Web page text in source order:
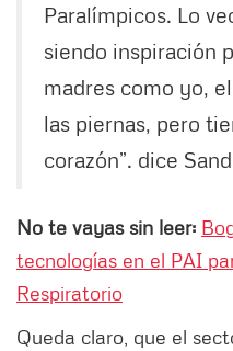
Paralímpicos. Lo
siendo inspiración
madres como yo,
las piernas, pero
corazón”. dice
No te vayas sin leer:
tecnologías en el PAI
Respiratorio
Queda claro, que el